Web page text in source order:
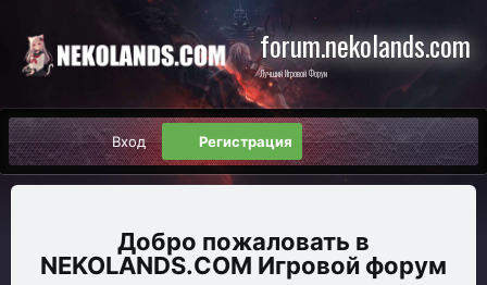
forum.nekolands.com
Лучший Игровой Форум
Вход Регистрация
NEKOLANDS.COM Игровой форум